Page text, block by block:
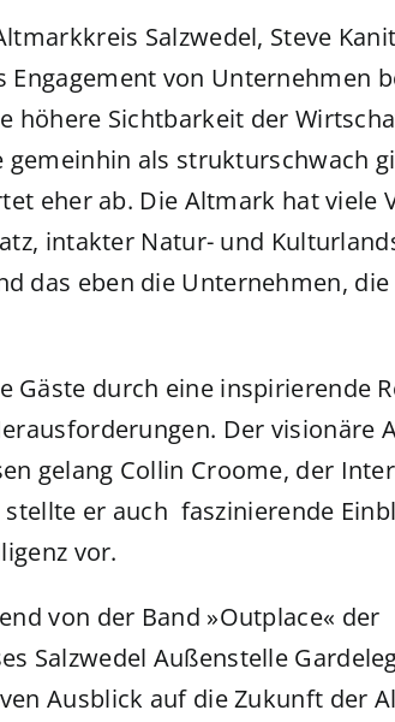
Salzwedel, Steve
von Unternehmen
höhere Sichtbarkeit der
gemeinhin als strukturschwach
eher ab. Die Altmark hat viele
intakter Natur- und
das eben die Unternehmen,
durch eine inspirierende
Der visionäre
gelang Collin Croome, der
er auch faszinierende
vor.
von der Band »Outplace« der
Salzwedel Außenstelle
Ausblick auf die Zukunft der